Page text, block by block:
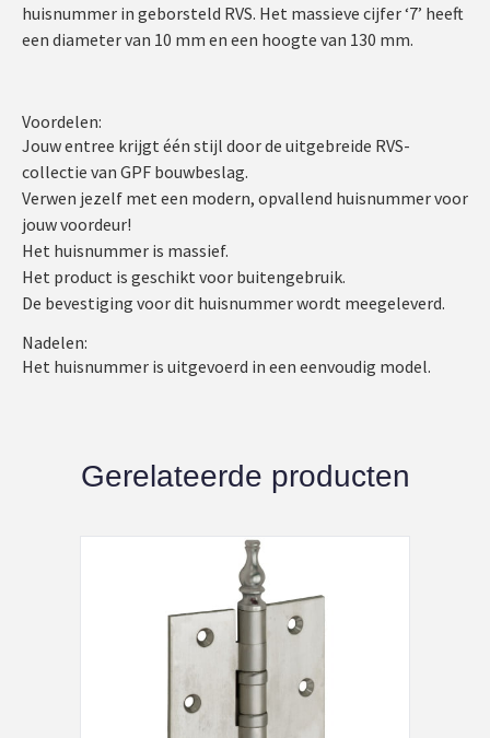
huisnummer in geborsteld RVS. Het massieve cijfer ‘7’ heeft
een diameter van 10 mm en een hoogte van 130 mm.
Voordelen:
Jouw entree krijgt één stijl door de uitgebreide RVS-
collectie van GPF bouwbeslag.
Verwen jezelf met een modern, opvallend huisnummer voor
jouw voordeur!
Het huisnummer is massief.
Het product is geschikt voor buitengebruik.
De bevestiging voor dit huisnummer wordt meegeleverd.
Nadelen:
Het huisnummer is uitgevoerd in een eenvoudig model.
Gerelateerde producten